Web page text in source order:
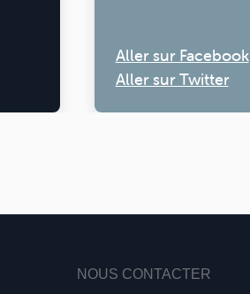
Aller sur Facebook
Aller sur Twitter
NOUS CONTACTER